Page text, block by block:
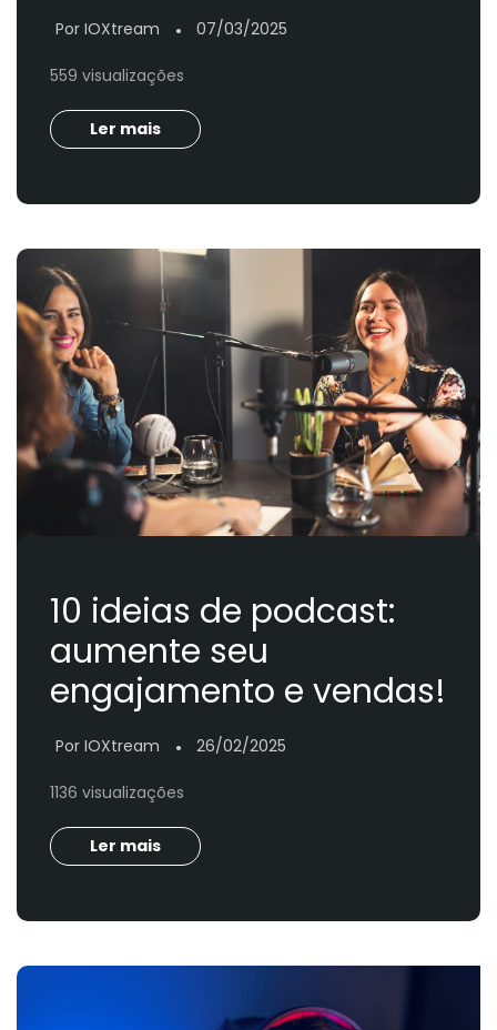
Por IOXtream ● 07/03/2025
559 visualizações
Ler mais
10 ideias de podcast:
aumente seu
engajamento e vendas!
Por IOXtream ● 26/02/2025
1136 visualizações
Ler mais